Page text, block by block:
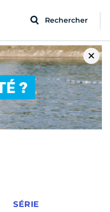
Rechercher
SÉRIE